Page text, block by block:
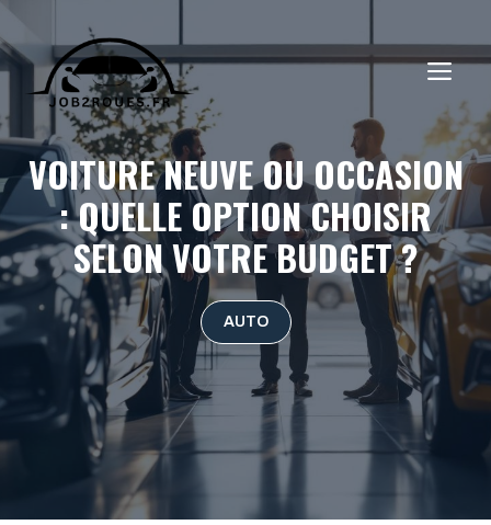
au
contenu
VOITURE NEUVE OU OCCASION
: QUELLE OPTION CHOISIR
SELON VOTRE BUDGET ?
AUTO